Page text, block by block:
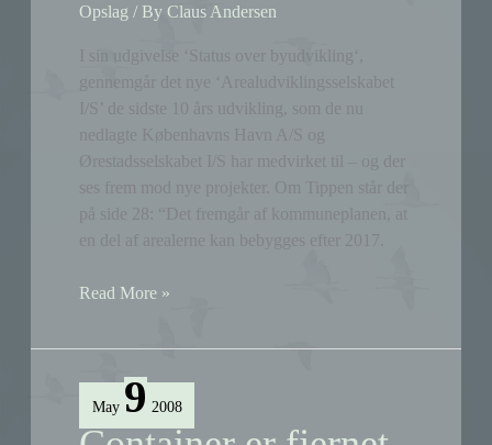
Opslag / ByClaus Andersen
I sin udgivelse ‘Status over byudvikling‘,
gennemgår det nye ‘Arealudviklingsselskabet
I/S’ de sidste 10 års udvikling, som de nu
nedlagte Københavns Havn A/S og
Ørestadsselskabet I/S har medvirket til – og der
ses frem mod nye projekter. Om Tippen står der
på side 28: “Det fremgår af kommuneplanen, at
en del af arealerne kan bebygges efter 2017.
Arealudviklingsselskabet
om
Read More »
May 9 2008